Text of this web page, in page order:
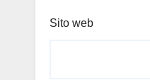
Sito web